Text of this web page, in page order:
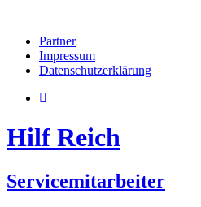
Partner
Impressum
Datenschutzerklärung
Hilf Reich
Servicemitarbeiter